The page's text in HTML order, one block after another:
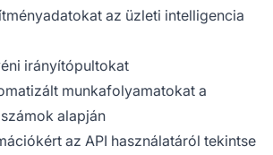
az üzleti intelligencia
irányítópultokat
munkafolyamatokat a
alapján
az API használatáról tekintse